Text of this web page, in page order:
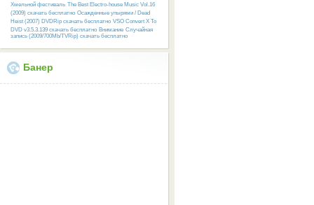
Хмельной фестиваль The Best Electro-house Music Vol.16
(2009) скачать бесплатно Осажденные упырями / Dead
Heist (2007) DVDRip скачать бесплатно VSO Convert X To
DVD v3.5.3.139 скачать бесплатно Внимание Случайная
запись (2009/700Mb/TVRip) скачать бесплатно
Банер